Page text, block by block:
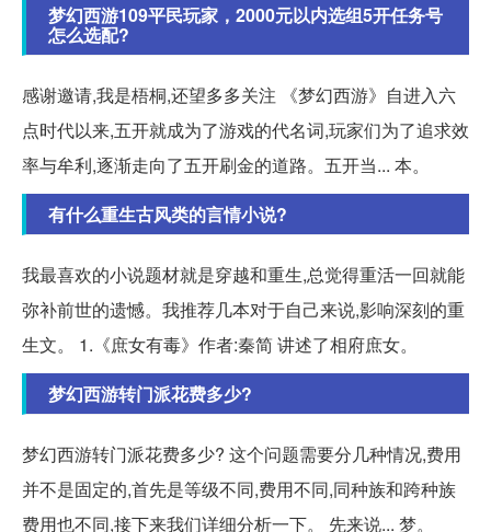
梦幻西游109平民玩家，2000元以内选组5开任务号
怎么选配?
感谢邀请,我是梧桐,还望多多关注 《梦幻西游》自进入六
点时代以来,五开就成为了游戏的代名词,玩家们为了追求效
率与牟利,逐渐走向了五开刷金的道路。五开当... 本。
有什么重生古风类的言情小说?
我最喜欢的小说题材就是穿越和重生,总觉得重活一回就能
弥补前世的遗憾。我推荐几本对于自己来说,影响深刻的重
生文。 1.《庶女有毒》作者:秦简 讲述了相府庶女。
梦幻西游转门派花费多少?
梦幻西游转门派花费多少? 这个问题需要分几种情况,费用
并不是固定的,首先是等级不同,费用不同,同种族和跨种族
费用也不同,接下来我们详细分析一下。 先来说... 梦。